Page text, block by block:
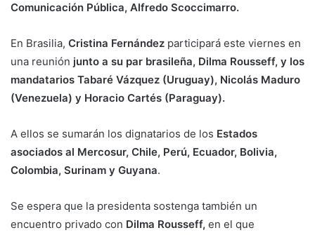
Comunicación Pública, Alfredo Scoccimarro.
En Brasilia, Cristina Fernández participará este viernes en
una reunión junto a su par brasileña, Dilma Rousseff, y los
mandatarios Tabaré Vázquez (Uruguay), Nicolás Maduro
(Venezuela) y Horacio Cartés (Paraguay).
A ellos se sumarán los dignatarios de los Estados
asociados al Mercosur, Chile, Perú, Ecuador, Bolivia,
Colombia, Surinam y Guyana.
Se espera que la presidenta sostenga también un
encuentro privado con Dilma Rousseff, en el que